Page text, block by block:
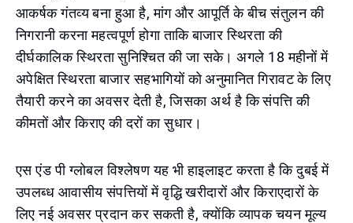
आकर्षक गंतव्य बना हुआ है, मांग और आपूर्ति के बीच संतुलन की
निगरानी करना महत्वपूर्ण होगा ताकि बाजार स्थिरता की
दीर्घकालिक स्थिरता सुनिश्चित की जा सके। अगले 18 महीनों में
अपेक्षित स्थिरता बाजार सहभागियों को अनुमानित गिरावट के लिए
तैयारी करने का अवसर देती है, जिसका अर्थ है कि संपत्ति की
कीमतों और किराए की दरों का सुधार।
एस एंड पी ग्लोबल विश्लेषण यह भी हाइलाइट करता है कि दुबई में
उपलब्ध आवासीय संपत्तियों में वृद्धि खरीदारों और किराएदारों के
लिए नई अवसर प्रदान कर सकती है, क्योंकि व्यापक चयन मूल्य